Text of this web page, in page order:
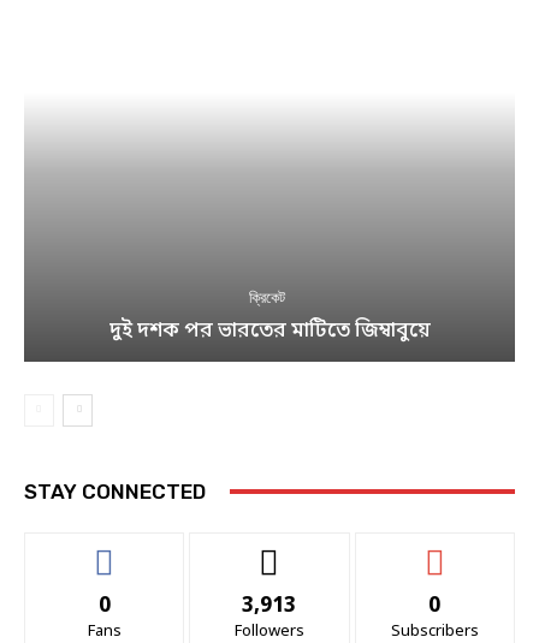
ক্রিকেট
দুই দশক পর ভারতের মাটিতে জিম্বাবুয়ে
STAY CONNECTED
0
Fans
3,913
Followers
0
Subscribers